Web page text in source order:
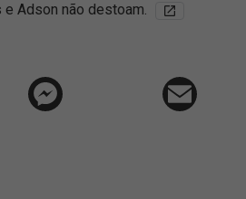
Adson não destoam.